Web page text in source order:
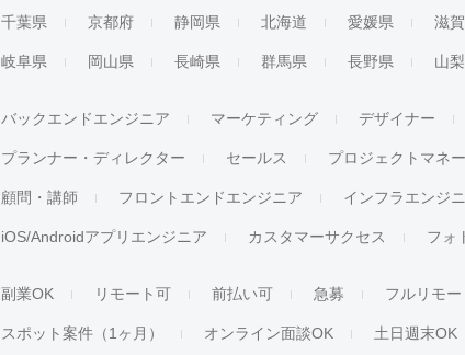
千葉県 京都府 静岡県 北海道 愛媛県 滋
岐阜県 岡山県 長崎県 群馬県 長野県 山
バックエンドエンジニア マーケティング デザイナー
プランナー・ディレクター セールス プロジェクトマネ
顧問・講師 フロントエンドエンジニア インフラエンジ
iOS/Androidアプリエンジニア カスタマーサクセス フォ
副業OK リモート可 前払い可 急募 フルリモ
スポット案件（1ヶ月） オンライン面談OK 土日週末OK